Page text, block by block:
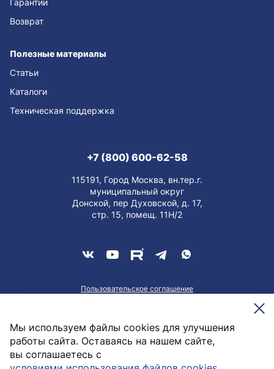
1 452,83 руб. / шт
Мы используем файлы cookies для улучшения
работы сайта. Оставаясь на нашем сайте,
вы соглашаетесь с
Гарантии
Возврат
Полезные материалы
Статьи
Каталоги
Техническая поддержка
+7 (800) 600-62-58
115191, Город Москва, вн.тер.г.
муниципальный округ
Донской, пер Духовской, д. 17,
стр. 15, помещ. 11Н/2
Пользовательское соглашение
Meesenburg @2026